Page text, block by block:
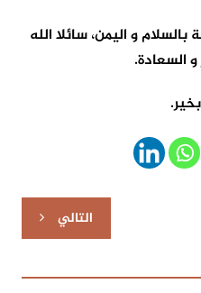
و اليمن، سائلا الله
السعادة.
التالي